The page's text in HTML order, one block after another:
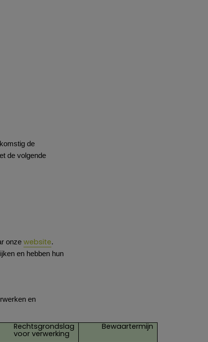
de
de volgende
onze website.
en hebben hun
en
Rechtsgrondslag
voor verwerking
Bewaartermijn